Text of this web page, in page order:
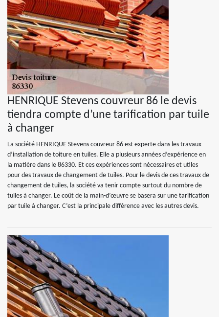
HENRIQUE Stevens couvreur 86 le devis
tiendra compte d’une tarification par tuile
à changer
La société HENRIQUE Stevens couvreur 86 est experte dans les travaux
d’installation de toiture en tuiles. Elle a plusieurs années d’expérience en
la matière dans le 86330. Et ces expériences sont nécessaires et utiles
pour des travaux de changement de tuiles. Pour le devis de ces travaux de
changement de tuiles, la société va tenir compte surtout du nombre de
tuiles à changer. Le coût de la main-d’œuvre se basera sur une tarification
par tuile à changer. C’est la principale différence avec les autres devis.